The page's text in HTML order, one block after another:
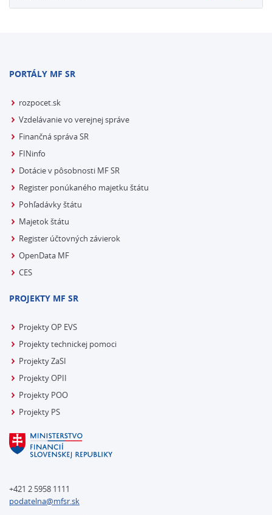
PORTÁLY MF SR
rozpocet.sk
Vzdelávanie vo verejnej správe
Finančná správa SR
FINinfo
Dotácie v pôsobnosti MF SR
Register ponúkaného majetku štátu
Pohľadávky štátu
Majetok štátu
Register účtovných závierok
OpenData MF
CES
PROJEKTY MF SR
Projekty OP EVS
Projekty technickej pomoci
Projekty ZaSI
Projekty OPII
Projekty POO
Projekty PS
+421 2 5958 1111
podatelna@mfsr.sk